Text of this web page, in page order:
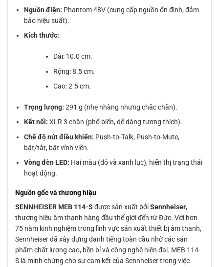
Nguồn điện: Phantom 48V (cung cấp nguồn ổn định, đảm
bảo hiệu suất).
Kích thước:
Dài: 10.0 cm.
Rộng: 8.5 cm.
Cao: 2.5 cm.
Trọng lượng: 291 g (nhẹ nhàng nhưng chắc chắn).
Kết nối: XLR 3 chân (phổ biến, dễ dàng tương thích).
Chế độ nút điều khiển: Push-to-Talk, Push-to-Mute,
bật/tắt, bật vĩnh viễn.
Vòng đèn LED: Hai màu (đỏ và xanh lục), hiển thị trạng thái
hoạt động.
Nguồn gốc và thương hiệu
SENNHEISER MEB 114-S được sản xuất bởiSennheiser,
thương hiệu âm thanh hàng đầu thế giới đến từ Đức. Với hơn
75 năm kinh nghiệm trong lĩnh vực sản xuất thiết bị âm thanh,
Sennheiser đã xây dựng danh tiếng toàn cầu nhờ các sản
phẩm chất lượng cao, bền bỉ và công nghệ hiện đại. MEB 114-
S là minh chứng cho sự cam kết của Sennheiser trong việc